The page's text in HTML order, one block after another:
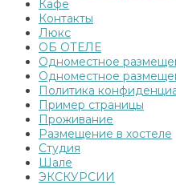
Кафе
Контакты
Люкс
ОБ ОТЕЛЕ
Одноместное
Одноместное
Политика
Пример страницы
Проживание
Размещение в хостеле
Студия
Шале
ЭКСКУРСИИ